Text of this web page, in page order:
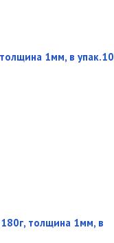
1мм, в упак.10
толщина 1мм, в